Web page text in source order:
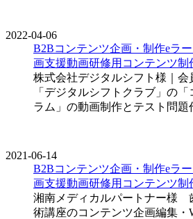
2022-04-06
B2Bコンテンツ企画・制作eラ
画支援動画研修用コンテンツ制
株式会社デジタルシフト様｜会
「デジタルシフトクラブ」の
ラム」の動画制作とテスト問題
2021-06-14
B2Bコンテンツ企画・制作eラ
画支援動画研修用コンテンツ制
湘南メディカルパートナー様
術講座のコンテンツ企画編集・